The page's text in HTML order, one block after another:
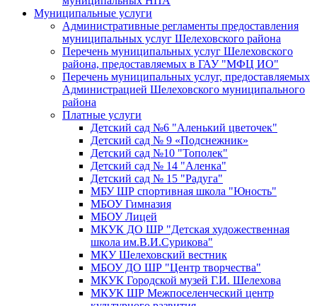
Муниципальные услуги
Административные регламенты предоставления
муниципальных услуг Шелеховского района
Перечень муниципальных услуг Шелеховского
района, предоставляемых в ГАУ "МФЦ ИО"
Перечень муниципальных услуг, предоставляемых
Администрацией Шелеховского муниципального
района
Платные услуги
Детский сад №6 "Аленький цветочек"
Детский сад № 9 «Подснежник»
Детский сад №10 "Тополек"
Детский сад № 14 "Аленка"
Детский сад № 15 "Радуга"
МБУ ШР спортивная школа "Юность"
МБОУ Гимназия
МБОУ Лицей
МКУК ДО ШР "Детская художественная
школа им.В.И.Сурикова"
МКУ Шелеховский вестник
МБОУ ДО ШР "Центр творчества"
МКУК Городской музей Г.И. Шелехова
МКУК ШР Межпоселенческий центр